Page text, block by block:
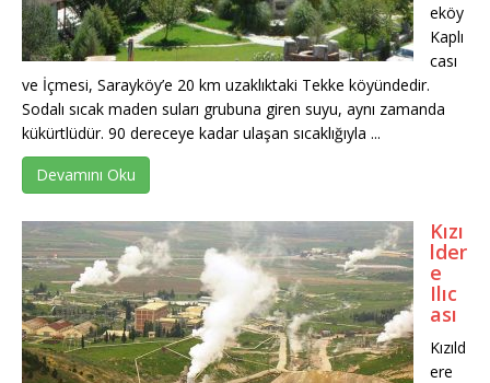
eköy
Kaplı
cası
ve İçmesi, Sarayköy’e 20 km uzaklıktaki Tekke köyündedir.
Sodalı sıcak maden suları grubuna giren suyu, aynı zamanda
kükürtlüdür. 90 dereceye kadar ulaşan sıcaklığıyla ...
Devamını Oku
Kızı
lder
e
Ilıc
ası
Kızıld
ere